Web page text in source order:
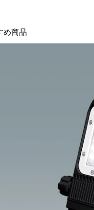
め商品